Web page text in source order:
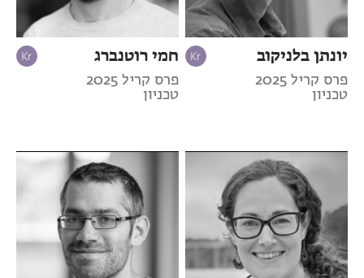
יונתן בלניקוב
פרס קריל 2025
טכניון
חמי רוטנברג
פרס קריל 2025
טכניון